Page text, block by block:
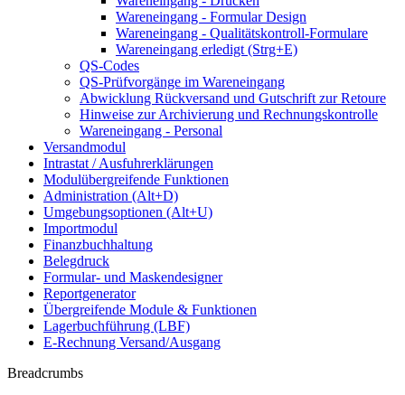
Wareneingang - Formular Design
Wareneingang - Qualitätskontroll-Formulare
Wareneingang erledigt (Strg+E)
QS-Codes
QS-Prüfvorgänge im Wareneingang
Abwicklung Rückversand und Gutschrift zur Retoure
Hinweise zur Archivierung und Rechnungskontrolle
Wareneingang - Personal
Versandmodul
Intrastat / Ausfuhrerklärungen
Modulübergreifende Funktionen
Administration (Alt+D)
Umgebungsoptionen (Alt+U)
Importmodul
Finanzbuchhaltung
Belegdruck
Formular- und Maskendesigner
Reportgenerator
Übergreifende Module & Funktionen
Lagerbuchführung (LBF)
E-Rechnung Versand/Ausgang
Breadcrumbs